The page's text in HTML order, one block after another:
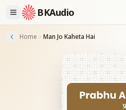
BKAudio
Home Man Jo Kaheta Hai